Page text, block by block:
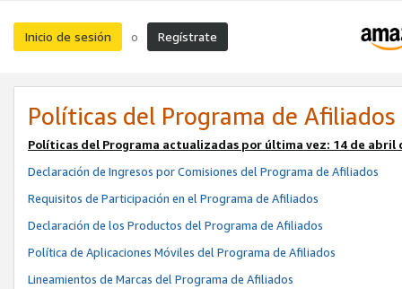
Inicio de sesión o Regístrate
Políticas del Programa de Afiliados
Políticas del Programa actualizadas por última vez: 14 de abril
Declaración de Ingresos por Comisiones del Programa de Afiliados
Requisitos de Participación en el Programa de Afiliados
Declaración de los Productos del Programa de Afiliados
Política de Aplicaciones Móviles del Programa de Afiliados
Lineamientos de Marcas del Programa de Afiliados